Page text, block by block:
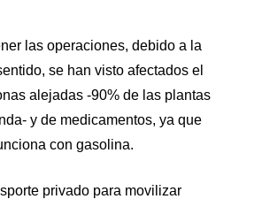
las operaciones, debido a la
se han visto afectados el
alejadas -90% de las plantas
y de medicamentos, ya que
con gasolina.
privado para movilizar